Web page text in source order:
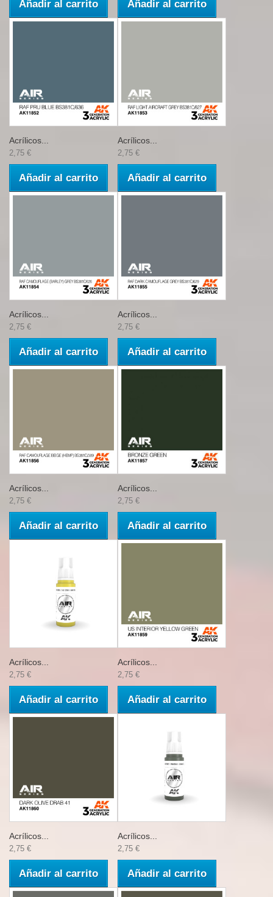
Añadir al carrito Añadir al carrito
Acrílicos...
2,75 €
Añadir al carrito
Acrílicos...
2,75 €
Añadir al carrito
Acrílicos...
2,75 €
Añadir al carrito
Acrílicos...
2,75 €
Añadir al carrito
Acrílicos...
2,75 €
Añadir al carrito
Acrílicos...
2,75 €
Añadir al carrito
Acrílicos...
2,75 €
Añadir al carrito
Acrílicos...
2,75 €
Añadir al carrito
Acrílicos...
2,75 €
Añadir al carrito
Acrílicos...
2,75 €
Añadir al carrito